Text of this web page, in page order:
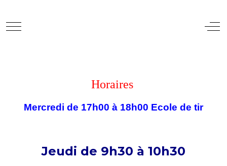
Mobile Menu Toggle
Horaires
Mercredi de 17h00 à 18h00 Ecole de tir
Jeudi de 9h30 à 10h30